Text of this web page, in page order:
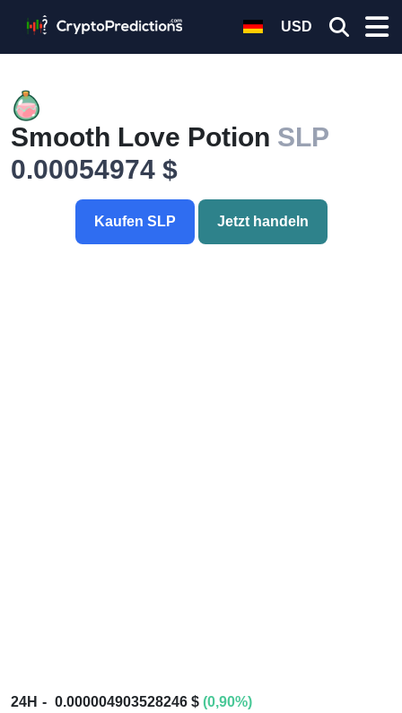
USD
Smooth Love Potion SLP
0.00054974 $
Kaufen SLP Jetzt handeln
24H 0.000004903528246 $ (0,90%)